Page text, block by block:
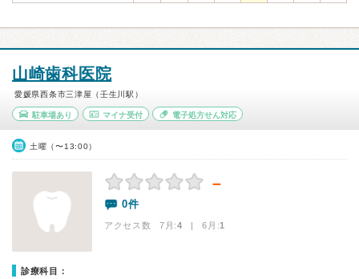
山崎歯科医院
愛媛県西条市三津屋（壬生川駅）
駐車場あり マイナ受付 電子処方せん対応
土曜（〜13:00）
－
0件
アクセス数 7月:4 | 6月:1
診療科目：